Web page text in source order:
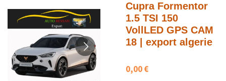
Cupra Formentor
1.5 TSI 150
VollLED GPS CAM
18 | export algerie
0,00 €